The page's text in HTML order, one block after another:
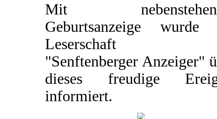
Mit
Geburtsanzeige wurde
Leserschaft
"Senftenberger Anzeiger"
dieses freudige
informiert.